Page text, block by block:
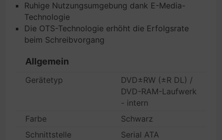
Ruhige Nutzungsumgebung dank E-Media-
Technologie
Die OTS-Technologie erhöht die Erfolgsrate
beim Schreibvorgang
Allgemein
Gerätetyp
DVD±RW (±R DL) /
DVD-RAM-Laufwerk
- intern
Farbe
Schwarz
Schnittstelle
Serial ATA